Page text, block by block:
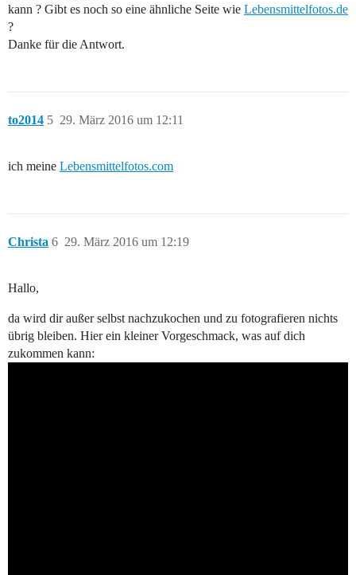
kann ? Gibt es noch so eine ähnliche Seite wie Lebensmittelfotos.de
?
Danke für die Antwort.
to2014 29. März 2016 um 12:11
5
ich meine Lebensmittelfotos.com
Christa 29. März 2016 um 12:19
6
Hallo,
da wird dir außer selbst nachzukochen und zu fotografieren nichts
übrig bleiben. Hier ein kleiner Vorgeschmack, was auf dich
zukommen kann: